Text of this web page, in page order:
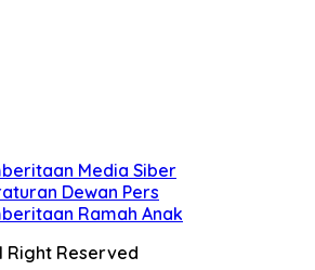
Media Siber
Dewan Pers
Ramah Anak
Right Reserved